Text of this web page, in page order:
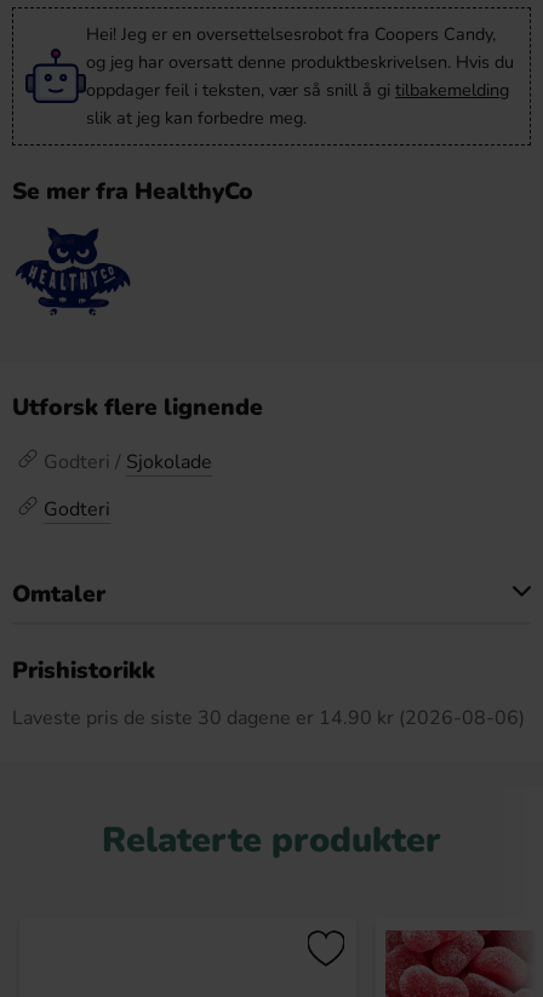
Hei! Jeg er en oversettelsesrobot fra Coopers Candy,
og jeg har oversatt denne produktbeskrivelsen. Hvis du
oppdager feil i teksten, vær så snill å gi tilbakemelding
slik at jeg kan forbedre meg.
Se mer fra HealthyCo
Utforsk flere lignende
Godteri / Sjokolade
Godteri
Omtaler
Prishistorikk
Laveste pris de siste 30 dagene er 14.90 kr (2026-08-06)
Relaterte produkter